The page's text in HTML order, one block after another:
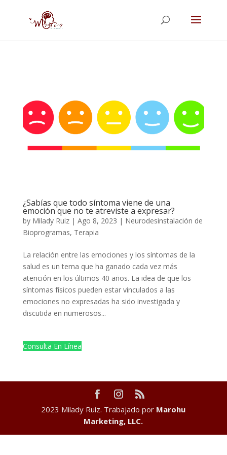
¿Sabías que todo síntoma viene de una
emoción que no te atreviste a expresar?
by Milady Ruiz| Ago 8, 2023 | Neurodesinstalación de
Bioprogramas, Terapia
La relación entre las emociones y los síntomas de la
salud es un tema que ha ganado cada vez más
atención en los últimos 40 años. La idea de que los
síntomas físicos pueden estar vinculados a las
emociones no expresadas ha sido investigada y
discutida en numerosos...
Consulta En Línea
2023 Milady Ruiz. Trabajado por Marohu
Marketing, LLC.